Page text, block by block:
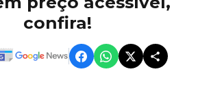
confira!